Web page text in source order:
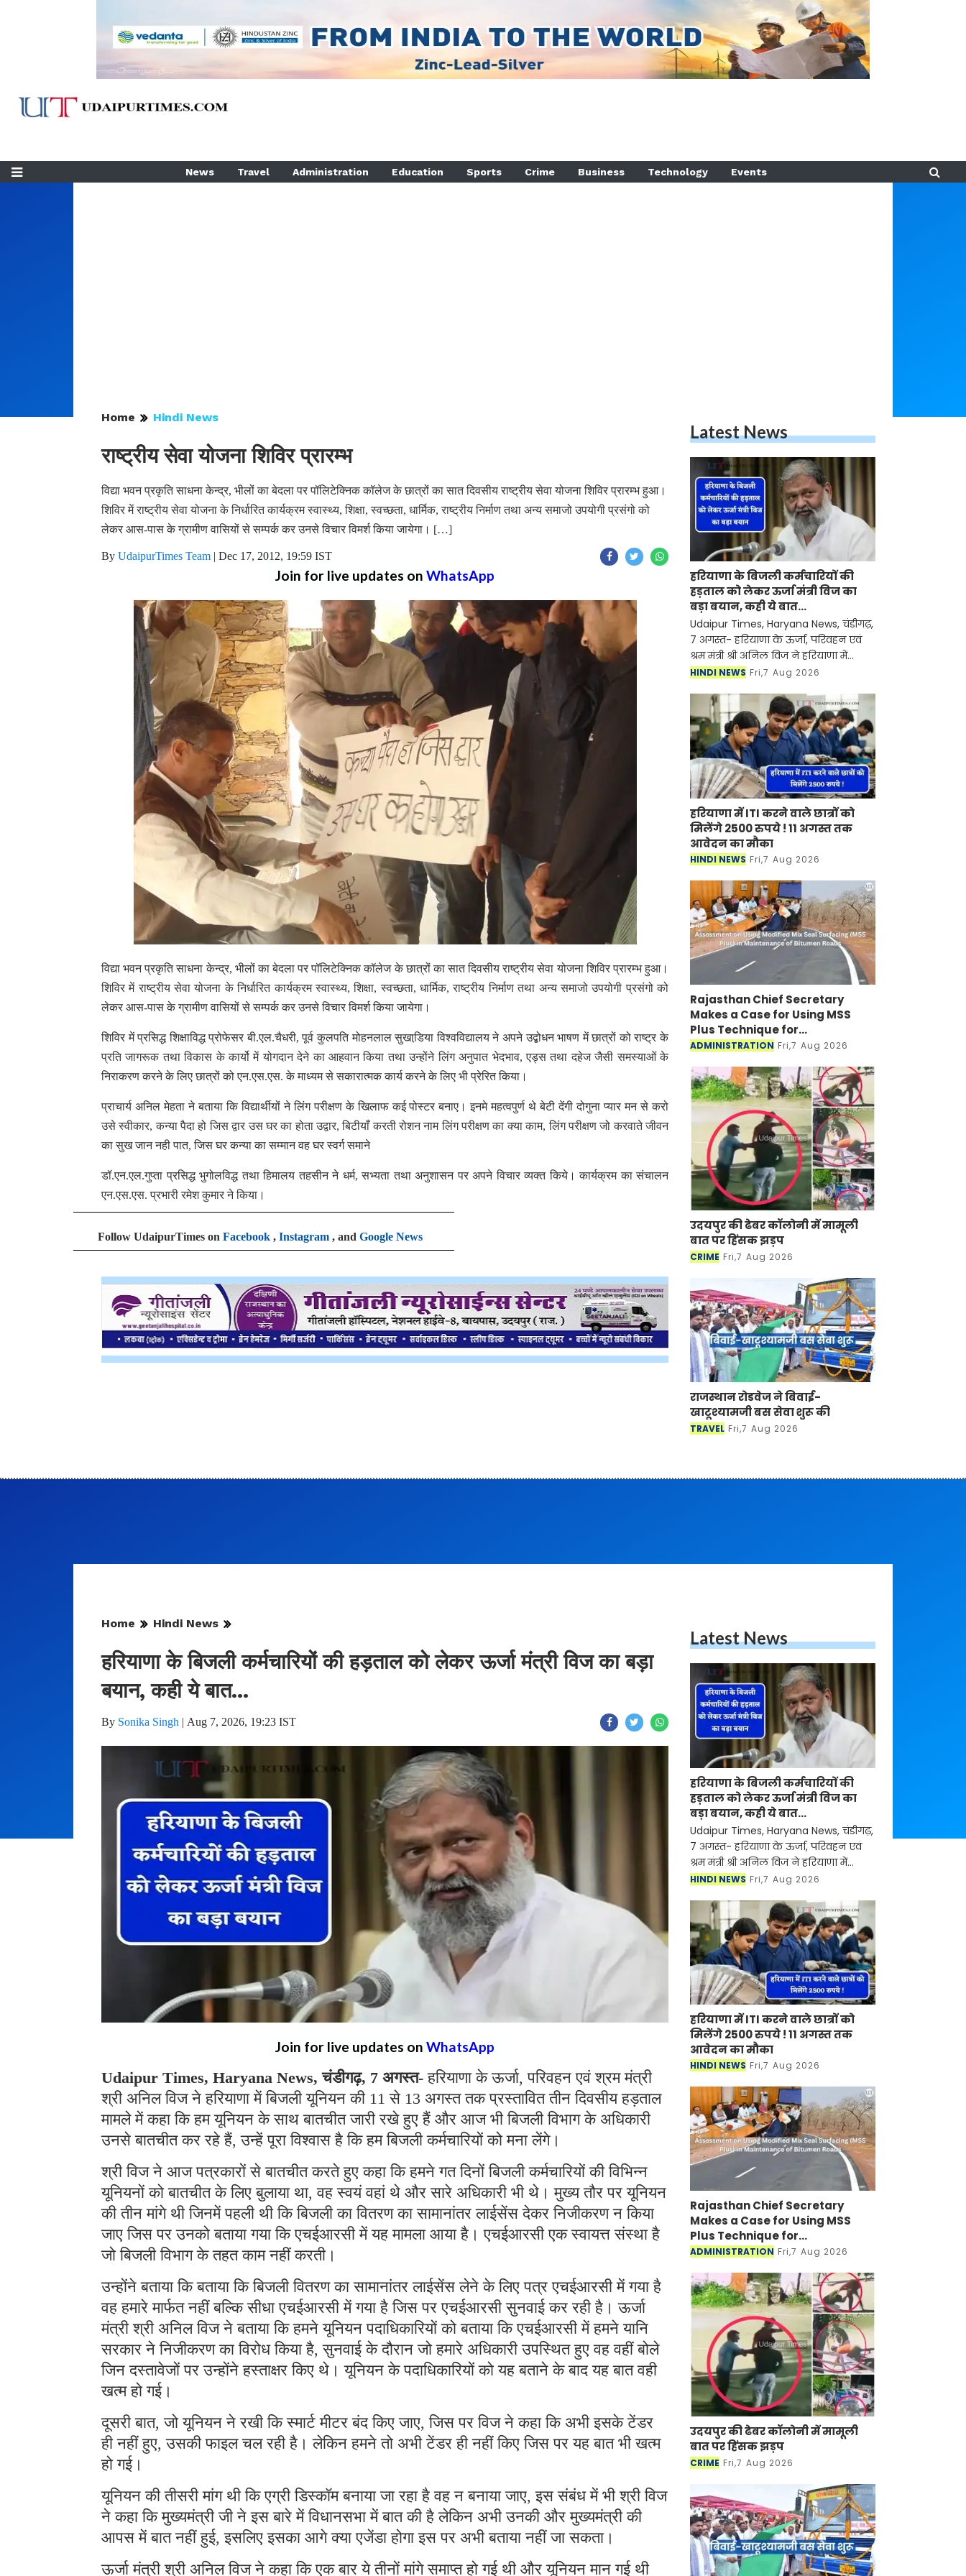
News Travel Administration Education Sports Crime Business Technology Events
Home Hindi News
राष्ट्रीय सेवा योजना शिविर प्रारम्भ
विद्या भवन प्रकृति साधना केन्द्र, भीलों का बेदला पर पॉलिटेक्निक कॉलेज के छात्रों का सात दिवसीय राष्ट्रीय सेवा योजना शिविर प्रारम्भ हुआ।
शिविर में राष्ट्रीय सेवा योजना के निर्धारित कार्यक्रम स्वास्थ्य, शिक्षा, स्वच्छता, धार्मिक, राष्ट्रीय निर्माण तथा अन्य समाजो उपयोगी प्रसंगो को
लेकर आस-पास के ग्रामीण वासियों से सम्पर्क कर उनसे विचार विमर्श किया जायेगा। […]
By UdaipurTimes Team | Dec 17, 2012, 19:59 IST
Join for live updates on WhatsApp
विद्या भवन प्रकृति साधना केन्द्र, भीलों का बेदला पर पॉलिटेक्निक कॉलेज के छात्रों का सात दिवसीय राष्ट्रीय सेवा योजना शिविर प्रारम्भ हुआ।
शिविर में राष्ट्रीय सेवा योजना के निर्धारित कार्यक्रम स्वास्थ्य, शिक्षा, स्वच्छता, धार्मिक, राष्ट्रीय निर्माण तथा अन्य समाजो उपयोगी प्रसंगो को
लेकर आस-पास के ग्रामीण वासियों से सम्पर्क कर उनसे विचार विमर्श किया जायेगा।
शिविर में प्रसिद्ध शिक्षाविद्ध प्रोफेसर बी.एल.चैधरी, पूर्व कुलपति मोहनलाल सुखाडि़या विश्वविद्यालय ने अपने उद्बोधन भाषण में छात्रों को राष्ट्र के
प्रति जागरूक तथा विकास के कार्यो में योगदान देने का आहवान किया तथा उन्होंने लिंग अनुपात भेदभाव, एड्स तथा दहेज जैसी समस्याओं के
निराकरण करने के लिए छात्रों को एन.एस.एस. के माध्यम से सकारात्मक कार्य करने के लिए भी प्रेरित किया।
प्राचार्य अनिल मेहता ने बताया कि विद्यार्थीयों ने लिंग परीक्षण के खिलाफ कई पोस्टर बनाए। इनमे महत्वपुर्ण थे बेटी देंगी दोगुना प्यार मन से करो
उसे स्वीकार, कन्या पैदा हो जिस द्वार उस घर का होता उद्वार, बिटीयाँ करती रोशन नाम लिंग परीक्षण का क्या काम, लिंग परीक्षण जो करवाते जीवन
का सुख जान नही पात, जिस घर कन्या का सम्मान वह घर स्वर्ग समाने
डॉ.एन.एल.गुप्ता प्रसिद्ध भुगोलविद्ध तथा हिमालय तहसीन ने धर्म, सभ्यता तथा अनुशासन पर अपने विचार व्यक्त किये। कार्यक्रम का संचालन
एन.एस.एस. प्रभारी रमेश कुमार ने किया।
Follow UdaipurTimes on Facebook , Instagram , and Google News
Latest News
हरियाणा के बिजली कर्मचारियों की
हड़ताल को लेकर ऊर्जा मंत्री विज का
बड़ा बयान, कही ये बात...
Udaipur Times, Haryana News, चंडीगढ़,
7 अगस्त- हरियाणा के ऊर्जा, परिवहन एवं
श्रम मंत्री श्री अनिल विज ने हरियाणा में
बिजली यूनियन की 11 से 13 अगस्त तक
कि हम य
HINDI NEWS Fri,7 Aug 2026
हरियाणा में ITI करने वाले छात्रों को
मिलेंगे 2500 रुपये ! 11 अगस्त तक
आवेदन का मौका
HINDI NEWS Fri,7 Aug 2026
Rajasthan Chief Secretary
Makes a Case for Using MSS
Plus Technique for
Maintenance of Bitumen Roads
ADMINISTRATION Fri,7 Aug 2026
उदयपुर की ढेबर कॉलोनी में मामूली
बात पर हिंसक झड़प
CRIME Fri,7 Aug 2026
राजस्थान रोडवेज ने बिवाई-
खाटूश्यामजी बस सेवा शुरू की
TRAVEL Fri,7 Aug 2026
Home Hindi News
हरियाणा के बिजली कर्मचारियों की हड़ताल को लेकर ऊर्जा मंत्री विज का बड़ा
बयान, कही ये बात...
By Sonika Singh | Aug 7, 2026, 19:23 IST
Join for live updates on WhatsApp
Udaipur Times, Haryana News, चंडीगढ़, 7 अगस्त- हरियाणा के ऊर्जा, परिवहन एवं श्रम मंत्री
श्री अनिल विज ने हरियाणा में बिजली यूनियन की 11 से 13 अगस्त तक प्रस्तावित तीन दिवसीय हड़ताल
मामले में कहा कि हम यूनियन के साथ बातचीत जारी रखे हुए हैं और आज भी बिजली विभाग के अधिकारी
उनसे बातचीत कर रहे हैं, उन्हें पूरा विश्वास है कि हम बिजली कर्मचारियों को मना लेंगे।
श्री विज ने आज पत्रकारों से बातचीत करते हुए कहा कि हमने गत दिनों बिजली कर्मचारियों की विभिन्न
यूनियनों को बातचीत के लिए बुलाया था, वह स्वयं वहां थे और सारे अधिकारी भी थे। मुख्य तौर पर यूनियन
की तीन मांगे थी जिनमें पहली थी कि बिजली का वितरण का सामानांतर लाईसेंस देकर निजीकरण न किया
जाए जिस पर उनको बताया गया कि एचईआरसी में यह मामला आया है। एचईआरसी एक स्वायत्त संस्था है
जो बिजली विभाग के तहत काम नहीं करती।
उन्होंने बताया कि बताया कि बिजली वितरण का सामानांतर लाईसेंस लेने के लिए पत्र एचईआरसी में गया है
वह हमारे मार्फत नहीं बल्कि सीधा एचईआरसी में गया है जिस पर एचईआरसी सुनवाई कर रही है। ऊर्जा
मंत्री श्री अनिल विज ने बताया कि हमने यूनियन पदाधिकारियों को बताया कि एचईआरसी में हमने यानि
सरकार ने निजीकरण का विरोध किया है, सुनवाई के दौरान जो हमारे अधिकारी उपस्थित हुए वह वहीं बोले
जिन दस्तावेजों पर उन्होंने हस्ताक्षर किए थे। यूनियन के पदाधिकारियों को यह बताने के बाद यह बात वही
खत्म हो गई।
दूसरी बात, जो यूनियन ने रखी कि स्मार्ट मीटर बंद किए जाए, जिस पर विज ने कहा कि अभी इसके टेंडर
ही नहीं हुए, उसकी फाइल चल रही है। लेकिन हमने तो अभी टेंडर ही नहीं किए जिस पर यह बात भी खत्म
हो गई।
यूनियन की तीसरी मांग थी कि एग्री डिस्कॉम बनाया जा रहा है वह न बनाया जाए, इस संबंध में भी श्री विज
ने कहा कि मुख्यमंत्री जी ने इस बारे में विधानसभा में बात की है लेकिन अभी उनकी और मुख्यमंत्री की
आपस में बात नहीं हुई, इसलिए इसका आगे क्या एजेंडा होगा इस पर अभी बताया नहीं जा सकता।
ऊर्जा मंत्री श्री अनिल विज ने कहा कि एक बार ये तीनों मांगे समाप्त हो गई थी और यूनियन मान गई थी
Latest News
हरियाणा के बिजली कर्मचारियों की
हड़ताल को लेकर ऊर्जा मंत्री विज का
बड़ा बयान, कही ये बात...
Udaipur Times, Haryana News, चंडीगढ़,
7 अगस्त- हरियाणा के ऊर्जा, परिवहन एवं
श्रम मंत्री श्री अनिल विज ने हरियाणा में
बिजली यूनियन की 11 से 13 अगस्त तक
कि हम य
HINDI NEWS Fri,7 Aug 2026
हरियाणा में ITI करने वाले छात्रों को
मिलेंगे 2500 रुपये ! 11 अगस्त तक
आवेदन का मौका
HINDI NEWS Fri,7 Aug 2026
Rajasthan Chief Secretary
Makes a Case for Using MSS
Plus Technique for
Maintenance of Bitumen Roads
ADMINISTRATION Fri,7 Aug 2026
उदयपुर की ढेबर कॉलोनी में मामूली
बात पर हिंसक झड़प
CRIME Fri,7 Aug 2026